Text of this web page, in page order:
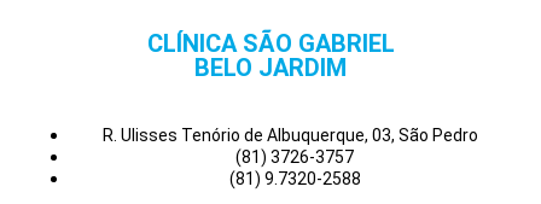
CLÍNICA SÃO GABRIEL
BELO JARDIM
R. Ulisses Tenório de Albuquerque, 03, São Pedro
(81) 3726-3757
(81) 9.7320-2588